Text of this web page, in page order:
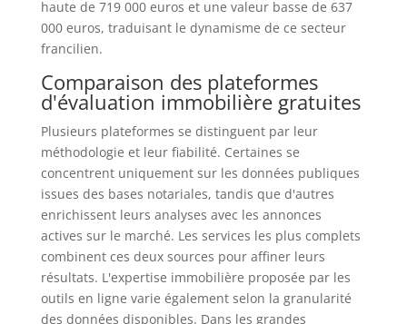
haute de 719 000 euros et une valeur basse de 637
000 euros, traduisant le dynamisme de ce secteur
francilien.
Comparaison des plateformes
d'évaluation immobilière gratuites
Plusieurs plateformes se distinguent par leur
méthodologie et leur fiabilité. Certaines se
concentrent uniquement sur les données publiques
issues des bases notariales, tandis que d'autres
enrichissent leurs analyses avec les annonces
actives sur le marché. Les services les plus complets
combinent ces deux sources pour affiner leurs
résultats. L'expertise immobilière proposée par les
outils en ligne varie également selon la granularité
des données disponibles. Dans les grandes